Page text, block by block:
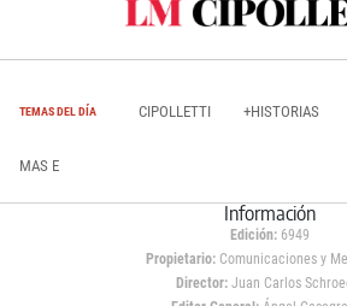
TEMAS DEL DÍA CIPOLLETTI +HISTORIAS
MAS E
Información
Edición: 6949
Propietario:Comunicaciones y
Director: Juan Carlos